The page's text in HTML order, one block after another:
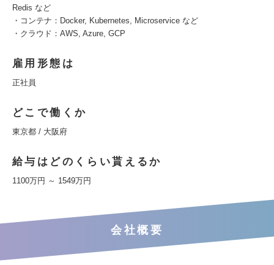
Redis など
・コンテナ：Docker, Kubernetes, Microservice など
・クラウド：AWS, Azure, GCP
雇用形態は
正社員
どこで働くか
東京都 / 大阪府
給与はどのくらい貰えるか
1100万円 ～ 1549万円
会社概要